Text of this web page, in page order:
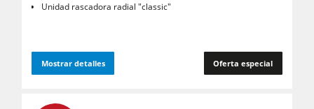
Unidad rascadora radial "classic"
Mostrar detalles Oferta especial